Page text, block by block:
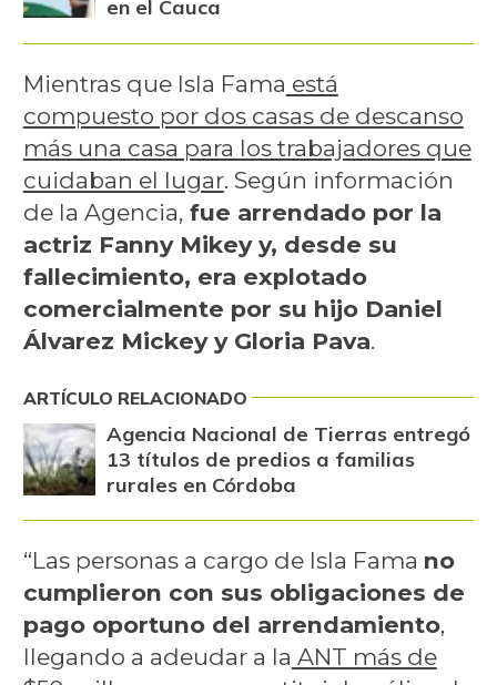
en el Cauca
Mientras que Isla Fama está
compuesto por dos casas de descanso
más una casa para los trabajadores que
cuidaban el lugar. Según información
de la Agencia, fue arrendado por la
actriz Fanny Mikey y, desde su
fallecimiento, era explotado
comercialmente por su hijo Daniel
Álvarez Mickey y Gloria Pava.
ARTÍCULO RELACIONADO
Agencia Nacional de Tierras entregó
13 títulos de predios a familias
rurales en Córdoba
“Las personas a cargo de Isla Fama no
cumplieron con sus obligaciones de
pago oportuno del arrendamiento,
llegando a adeudar a la ANT más de